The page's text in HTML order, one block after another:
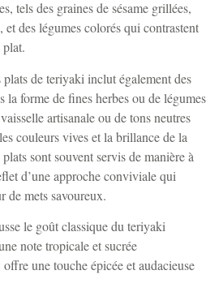
tels des graines de sésame grillées,
et des légumes colorés qui contrastent
plat.
de teriyaki inclut également des
la forme de fines herbes ou de légumes
artisanale ou de tons neutres
couleurs vives et la brillance de la
sont souvent servis de manière à
d’une approche conviviale qui
de mets savoureux.
le goût classique du teriyaki
note tropicale et sucrée
offre une touche épicée et audacieuse